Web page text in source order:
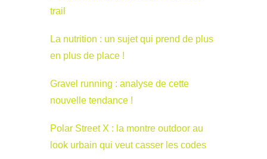
trail
La nutrition : un sujet qui prend de plus
en plus de place !
Gravel running : analyse de cette
nouvelle tendance !
Polar Street X : la montre outdoor au
look urbain qui veut casser les codes